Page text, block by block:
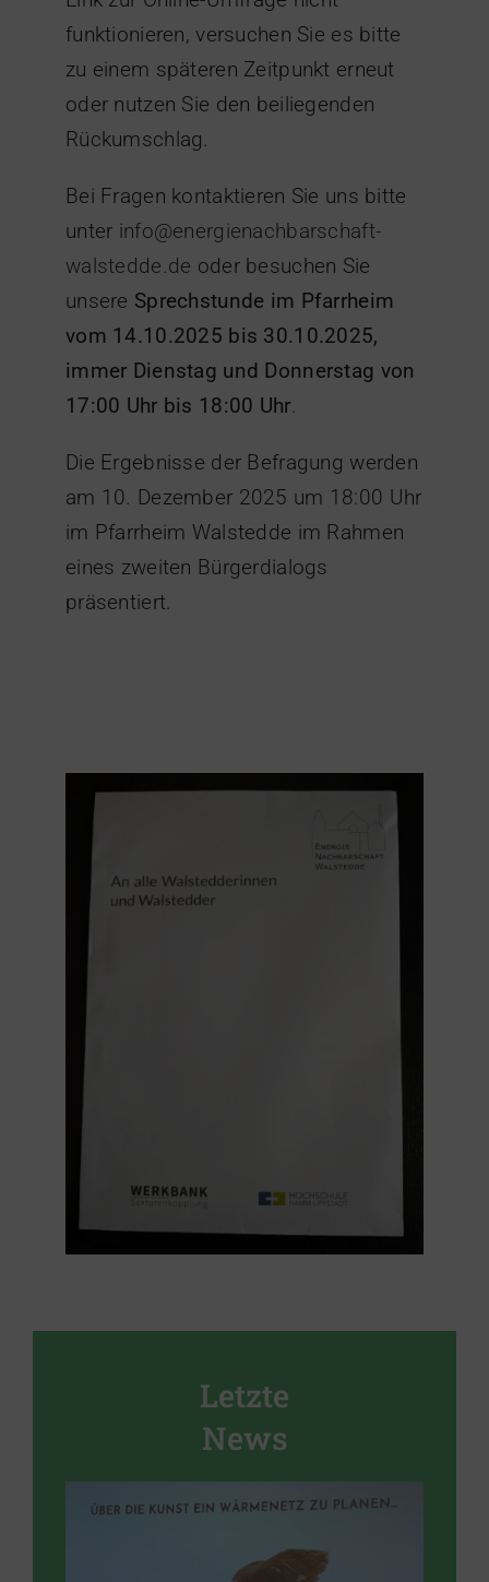
funktionieren, versuchen Sie es bitte
zu einem späteren Zeitpunkt erneut
oder nutzen Sie den beiliegenden
Rückumschlag.
Bei Fragen kontaktieren Sie uns bitte
unter info@energienachbarschaft-
walstedde.de oder besuchen Sie
unsere Sprechstunde im Pfarrheim
vom 14.10.2025 bis 30.10.2025,
immer Dienstag und Donnerstag von
17:00 Uhr bis 18:00 Uhr.
Die Ergebnisse der Befragung werden
am 10. Dezember 2025 um 18:00 Uhr
im Pfarrheim Walstedde im Rahmen
eines zweiten Bürgerdialogs
präsentiert.
Letzte
News